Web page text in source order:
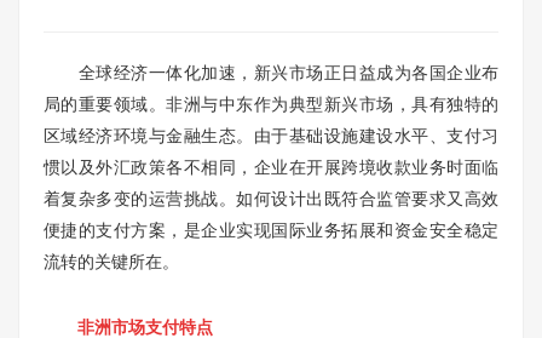
全球经济一体化加速，新兴市场正日益成为各国企业布
局的重要领域。非洲与中东作为典型新兴市场，具有独特的
区域经济环境与金融生态。由于基础设施建设水平、支付习
惯以及外汇政策各不相同，企业在开展跨境收款业务时面临
着复杂多变的运营挑战。如何设计出既符合监管要求又高效
便捷的支付方案，是企业实现国际业务拓展和资金安全稳定
流转的关键所在。
非洲市场支付特点